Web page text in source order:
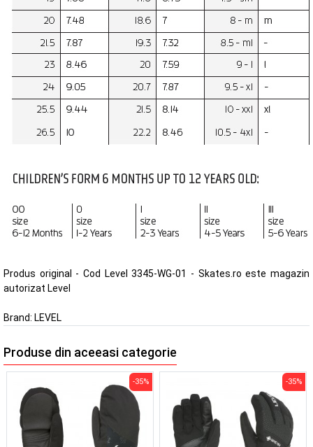
Produs original - Cod Level 3345-WG-01 - Skates.ro este magazin
autorizat Level
Brand: LEVEL
Produse din aceeasi categorie
-35% -35%